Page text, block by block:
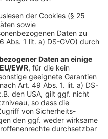
im Notdienst
Infektionskrankheiten
Auf Dauer
den regulären
den gibt es natürlich
Videosprechstunde